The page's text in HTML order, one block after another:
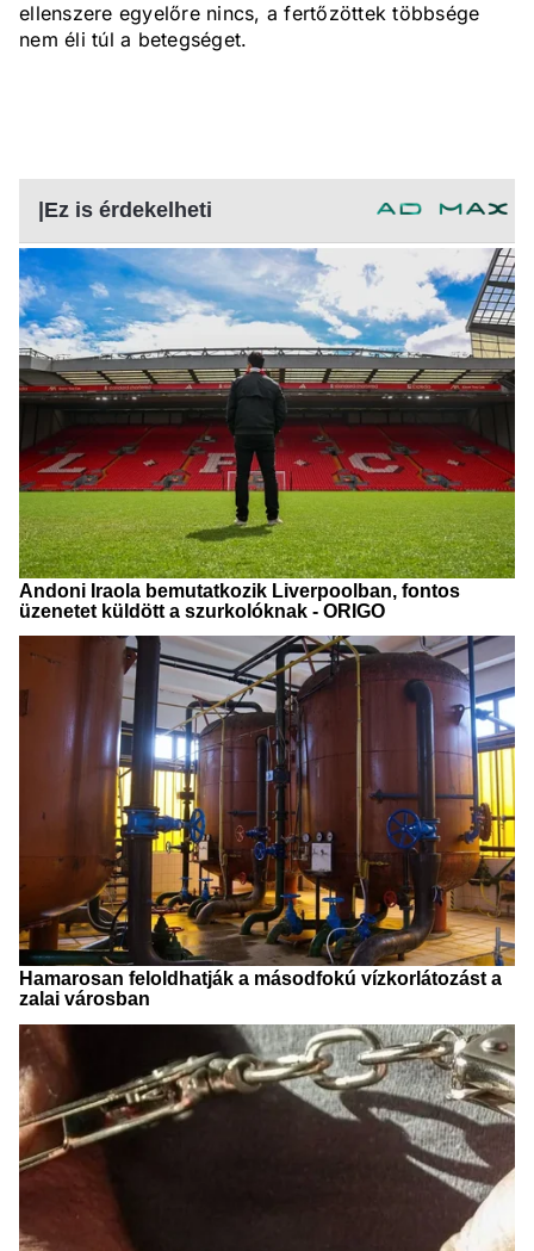
ellenszere egyelőre nincs, a fertőzöttek többsége
nem éli túl a betegséget.